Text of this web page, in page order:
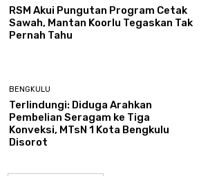
RSM Akui Pungutan Program Cetak
Sawah, Mantan Koorlu Tegaskan Tak
Pernah Tahu
BENGKULU
Terlindungi: Diduga Arahkan
Pembelian Seragam ke Tiga
Konveksi, MTsN 1 Kota Bengkulu
Disorot